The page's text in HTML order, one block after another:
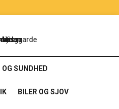
OG SUNDHED
BILER OG SJOV